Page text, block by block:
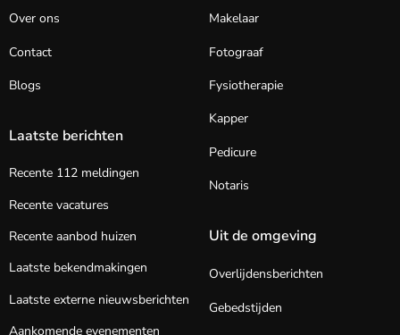
Over ons
Contact
Blogs
Laatste berichten
Recente 112 meldingen
Recente vacatures
Recente aanbod huizen
Laatste bekendmakingen
Laatste externe nieuwsberichten
Aankomende evenementen
Makelaar
Fotograaf
Fysiotherapie
Kapper
Pedicure
Notaris
Uit de omgeving
Overlijdensberichten
Gebedstijden